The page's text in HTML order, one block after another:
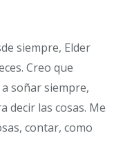
siempre, Elder
Creo que
soñar siempre,
decir las cosas. Me
contar, como